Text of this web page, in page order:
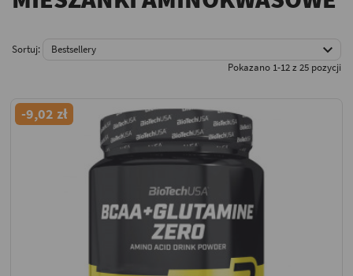
Sortuj: Bestsellery 
Pokazano 1-12 z 25 pozycji
-9,02 zł